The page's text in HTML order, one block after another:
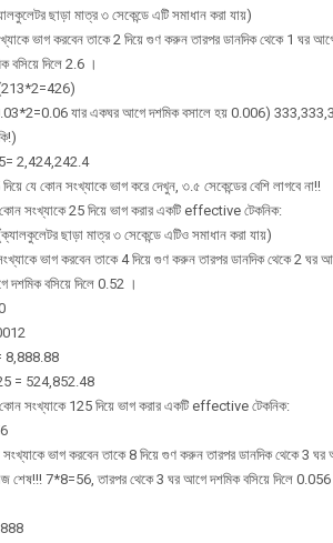
ছাড়া মাত্র ৩ সেকেন্ডে এটি সমাধান করা যায়)
ভাগ করবেন তাকে 2 দিয়ে গুণ করুন তারপর ডানদিক থেকে 1 ঘর
বসিয়ে দিলে 2.6 ।
যার একঘর আগে দশমিক বসালে হয় 0.006)
2,424,242.4
যে কোন সংখ্যাকে ভাগ করে দেখুন, ৩.৫ সেকেন্ডের বেশি লাগবে না!!
সংখ্যাকে 25 দিয়ে ভাগ করার একটি effective টেকনিক:
ছাড়া মাত্র ৩ সেকেন্ডে এটিও সমাধান করা যায়)
ভাগ করবেন তাকে 4 দিয়ে গুণ করুন তারপর ডানদিক থেকে 2
দশমিক বসিয়ে দিলে 0.52 ।
8,888.88
= 524,852.48
সংখ্যাকে 125 দিয়ে ভাগ করার একটি effective টেকনিক:
সংখ্যাকে ভাগ করবেন তাকে 8 দিয়ে গুণ করুন তারপর ডানদিক থেকে 3
শেষ!!! 7*8=56, তারপর থেকে 3 ঘর আগে দশমিক বসিয়ে দিলে